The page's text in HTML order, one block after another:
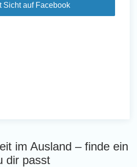
Sicht auf Facebook
im Ausland – finde ein
dir passt